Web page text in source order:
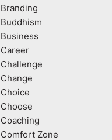
Branding
Buddhism
Business
Career
Challenge
Change
Choice
Choose
Coaching
Comfort Zone